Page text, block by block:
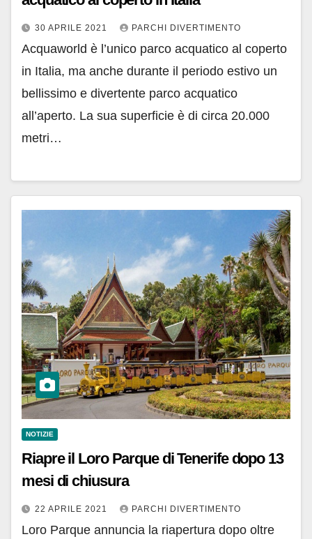
30 APRILE 2021 PARCHI DIVERTIMENTO
Acquaworld è l’unico parco acquatico al coperto
in Italia, ma anche durante il periodo estivo un
bellissimo e divertente parco acquatico
all’aperto. La sua superficie è di circa 20.000
metri…
NOTIZIE
Riapre il Loro Parque di Tenerife dopo 13
mesi di chiusura
22 APRILE 2021 PARCHI DIVERTIMENTO
Loro Parque annuncia la riapertura dopo oltre